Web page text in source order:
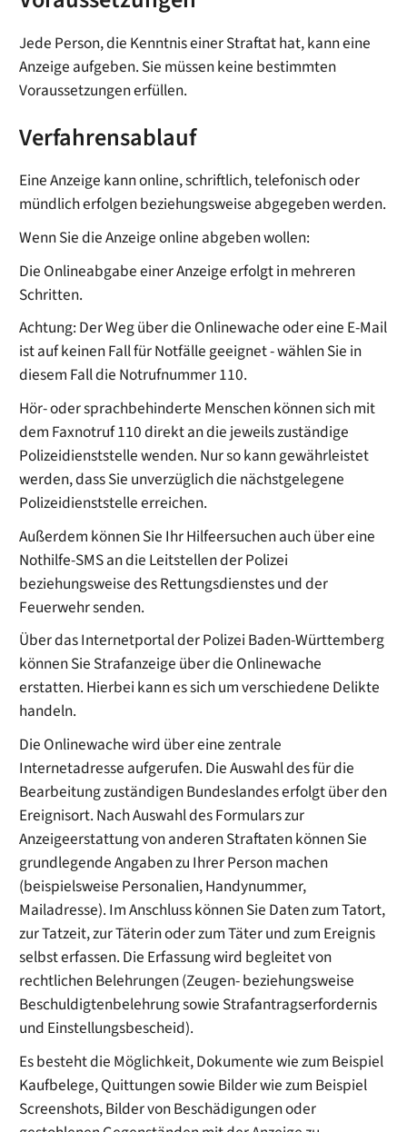
Jede Person, die Kenntnis einer Straftat hat, kann eine
Anzeige aufgeben. Sie müssen keine bestimmten
Voraussetzungen erfüllen.
Verfahrensablauf
Eine Anzeige kann online, schriftlich, telefonisch oder
mündlich erfolgen beziehungsweise abgegeben werden.
Wenn Sie die Anzeige online abgeben wollen:
Die Onlineabgabe einer Anzeige erfolgt in mehreren
Schritten.
Achtung: Der Weg über die Onlinewache oder eine E-Mail
ist auf keinen Fall für Notfälle geeignet - wählen Sie in
diesem Fall die Notrufnummer 110.
Hör- oder sprachbehinderte Menschen können sich mit
dem Faxnotruf 110 direkt an die jeweils zuständige
Polizeidienststelle wenden. Nur so kann gewährleistet
werden, dass Sie unverzüglich die nächstgelegene
Polizeidienststelle erreichen.
Außerdem können Sie Ihr Hilfeersuchen auch über eine
Nothilfe-SMS an die Leitstellen der Polizei
beziehungsweise des Rettungsdienstes und der
Feuerwehr senden.
Über das Internetportal der Polizei Baden-Württemberg
können Sie Strafanzeige über die Onlinewache
erstatten. Hierbei kann es sich um verschiedene Delikte
handeln.
Die Onlinewache wird über eine zentrale
Internetadresse aufgerufen. Die Auswahl des für die
Bearbeitung zuständigen Bundeslandes erfolgt über den
Ereignisort. Nach Auswahl des Formulars zur
Anzeigeerstattung von anderen Straftaten können Sie
grundlegende Angaben zu Ihrer Person machen
(beispielsweise Personalien, Handynummer,
Mailadresse). Im Anschluss können Sie Daten zum Tatort,
zur Tatzeit, zur Täterin oder zum Täter und zum Ereignis
selbst erfassen. Die Erfassung wird begleitet von
rechtlichen Belehrungen (Zeugen- beziehungsweise
Beschuldigtenbelehrung sowie Strafantragserfordernis
und Einstellungsbescheid).
Es besteht die Möglichkeit, Dokumente wie zum Beispiel
Kaufbelege, Quittungen sowie Bilder wie zum Beispiel
Screenshots, Bilder von Beschädigungen oder